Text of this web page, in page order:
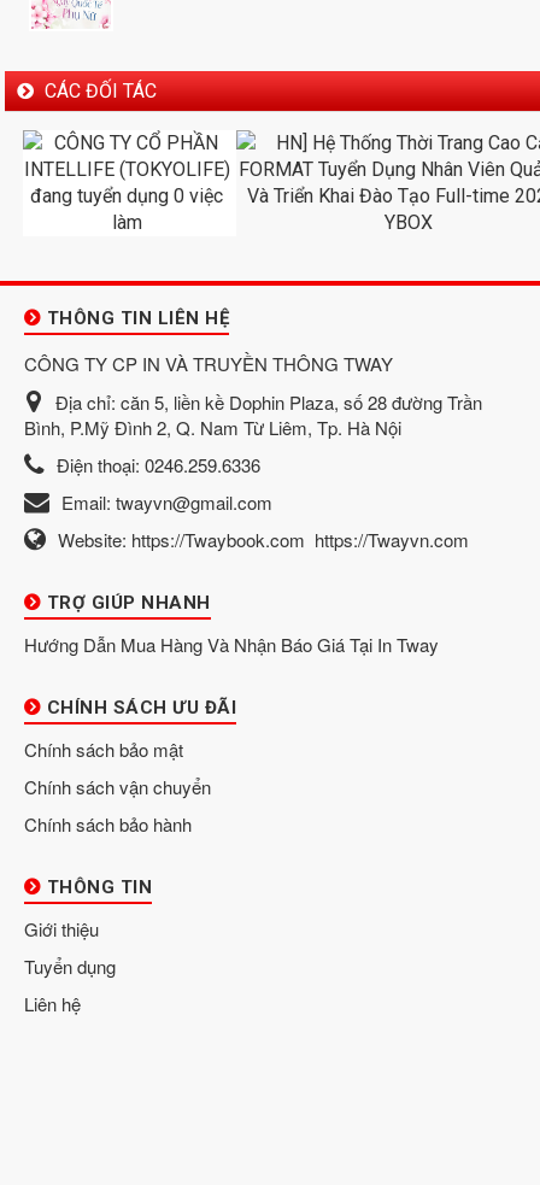
CÁC ĐỐI TÁC
THÔNG TIN LIÊN HỆ
CÔNG TY CP IN VÀ TRUYỀN THÔNG TWAY
Địa chỉ: căn 5, liền kề Dophin Plaza, số 28 đường Trần
Bình, P.Mỹ Đình 2, Q. Nam Từ Liêm, Tp. Hà Nội
Điện thoại: 0246.259.6336
Email: twayvn@gmail.com
Website: https://Twaybook.com https://Twayvn.com
TRỢ GIÚP NHANH
Hướng Dẫn Mua Hàng Và Nhận Báo Giá Tại In Tway
CHÍNH SÁCH ƯU ĐÃI
Chính sách bảo mật
Chính sách vận chuyển
Chính sách bảo hành
THÔNG TIN
Giới thiệu
Tuyển dụng
Liên hệ